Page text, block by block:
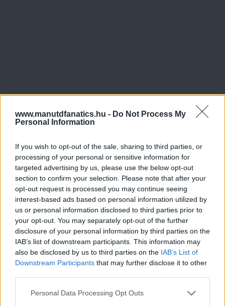
www.manutdfanatics.hu - Do Not Process My
Personal Information
If you wish to opt-out of the sale, sharing to third parties, or
processing of your personal or sensitive information for
targeted advertising by us, please use the below opt-out
section to confirm your selection. Please note that after your
opt-out request is processed you may continue seeing
interest-based ads based on personal information utilized by
us or personal information disclosed to third parties prior to
your opt-out. You may separately opt-out of the further
disclosure of your personal information by third parties on the
IAB’s list of downstream participants. This information may
also be disclosed by us to third parties on the IAB’s List of
Downstream Participants that may further disclose it to other
Please note that this website/app uses one or more Google
Personal Data Processing Opt Outs